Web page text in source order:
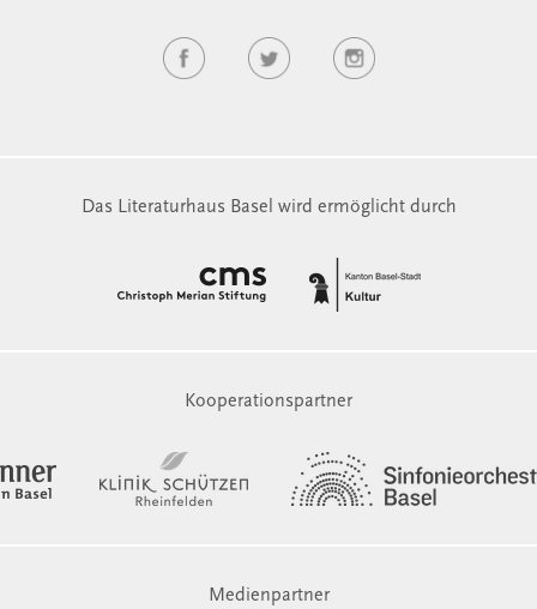
Das Literaturhaus Basel wird ermöglicht durch
Kooperationspartner
Medienpartner